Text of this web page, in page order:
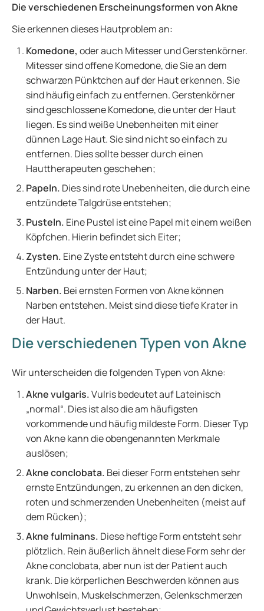
Die verschiedenen Erscheinungsformen von Akne
Sie erkennen dieses Hautproblem an:
Komedone, oder auch Mitesser und Gerstenkörner.
Mitesser sind offene Komedone, die Sie an dem
schwarzen Pünktchen auf der Haut erkennen. Sie
sind häufig einfach zu entfernen. Gerstenkörner
sind geschlossene Komedone, die unter der Haut
liegen. Es sind weiße Unebenheiten mit einer
dünnen Lage Haut. Sie sind nicht so einfach zu
entfernen. Dies sollte besser durch einen
Hauttherapeuten geschehen;
Papeln. Dies sind rote Unebenheiten, die durch eine
entzündete Talgdrüse entstehen;
Pusteln. Eine Pustel ist eine Papel mit einem weißen
Köpfchen. Hierin befindet sich Eiter;
Zysten. Eine Zyste entsteht durch eine schwere
Entzündung unter der Haut;
Narben. Bei ernsten Formen von Akne können
Narben entstehen. Meist sind diese tiefe Krater in
der Haut.
Die verschiedenen Typen von Akne
Wir unterscheiden die folgenden Typen von Akne:
Akne vulgaris.Vulris bedeutet auf Lateinisch
„normal“. Dies ist also die am häufigsten
vorkommende und häufig mildeste Form. Dieser Typ
von Akne kann die obengenannten Merkmale
auslösen;
Akne conclobata. Bei dieser Form entstehen sehr
ernste Entzündungen, zu erkennen an den dicken,
roten und schmerzenden Unebenheiten (meist auf
dem Rücken);
Akne fulminans. Diese heftige Form entsteht sehr
plötzlich. Rein äußerlich ähnelt diese Form sehr der
Akne conclobata, aber nun ist der Patient auch
krank. Die körperlichen Beschwerden können aus
Unwohlsein, Muskelschmerzen, Gelenkschmerzen